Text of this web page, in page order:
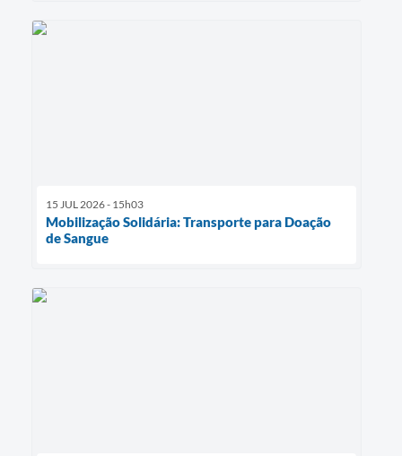
15 JUL 2026 - 15h03
Mobilização Solidária: Transporte para Doação
de Sangue